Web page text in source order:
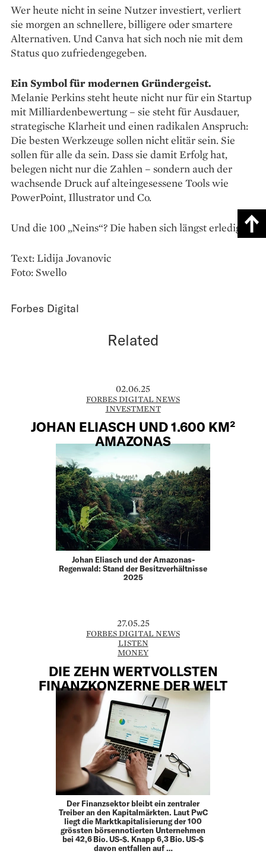
Wer heute nicht in seine Nutzer investiert, verliert
sie morgen an schnellere, billigere oder smartere
Alternativen. Und Canva hat sich noch nie mit dem
Status quo zufriedengegeben.
Ein Symbol für modernen Gründergeist.
Melanie Perkins steht heute nicht nur für ein Startup
mit Milliardenbewertung – sie steht für Ausdauer,
strategische Klarheit und einen radikalen Anspruch:
Die besten Werkzeuge sollen nicht elitär sein. Sie
sollen für alle da sein. Dass sie damit Erfolg hat,
belegen nicht nur die Zahlen – sondern auch der
wachsende Druck auf alteingesessene Tools wie
PowerPoint, Illustrator und Co.
Und die 100 „Neins“? Die haben sich längst erledigt.
Text: Lidija Jovanovic
Foto: Swello
Forbes Digital
Related
02.06.25
FORBES DIGITAL NEWS
INVESTMENT
JOHAN ELIASCH UND 1.600 KM²
AMAZONAS
Johan Eliasch und der Amazonas-
Regenwald: Stand der Besitzverhältnisse
2025
27.05.25
FORBES DIGITAL NEWS
LISTEN
MONEY
DIE ZEHN WERTVOLLSTEN
FINANZKONZERNE DER WELT
Der Finanzsektor bleibt ein zentraler
Treiber an den Kapitalmärkten. Laut PwC
liegt die Marktkapitalisierung der 100
grössten börsennotierten Unternehmen
bei 42,6 Bio. US-$. Knapp 6,3 Bio. US-$
davon entfallen auf …